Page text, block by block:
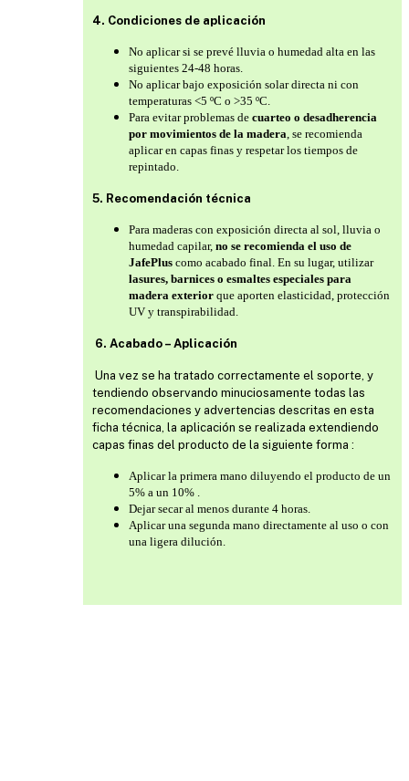
4. Condiciones de aplicación
No aplicar si se prevé lluvia o humedad alta en las
siguientes 24-48 horas.
No aplicar bajo exposición solar directa ni con
temperaturas <5 ºC o >35 ºC.
Para evitar problemas de cuarteo o desadherencia
por movimientos de la madera , se recomienda
aplicar en capas finas y respetar los tiempos de
repintado.
5. Recomendación técnica
Para maderas con exposición directa al sol, lluvia o
humedad capilar, no se recomienda el uso de
JafePlus como acabado final. En su lugar, utilizar
lasures, barnices o esmaltes especiales para
madera exterior que aporten elasticidad, protección
UV y transpirabilidad.
6. Acabado – Aplicación
Una vez se ha tratado correctamente el soporte, y
tendiendo observando minuciosamente todas las
recomendaciones y advertencias descritas en esta
ficha técnica, la aplicación se realizada extendiendo
capas finas del producto de la siguiente forma :
Aplicar la primera mano diluyendo el producto de un
5% a un 10% .
Dejar secar al menos durante 4 horas.
Aplicar una segunda mano directamente al uso o con
una ligera dilución.